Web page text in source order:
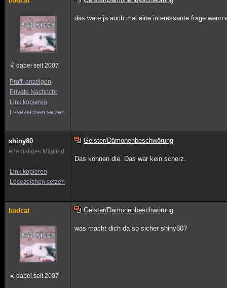
dabei seit 2007
Profil anzeigen
Private Nachricht
Link kopieren
Lesezeichen setzen
das wäre ja auch mal eine interessante frage
shiny80
ehemaliges Mitglied
Link kopieren
Lesezeichen setzen
Geister/Dämonenbeschwörung
Das können die. Das war kein scherz.
badcat
dabei seit 2007
Geister/Dämonenbeschwörung
was macht dich da so sicher shiny80?